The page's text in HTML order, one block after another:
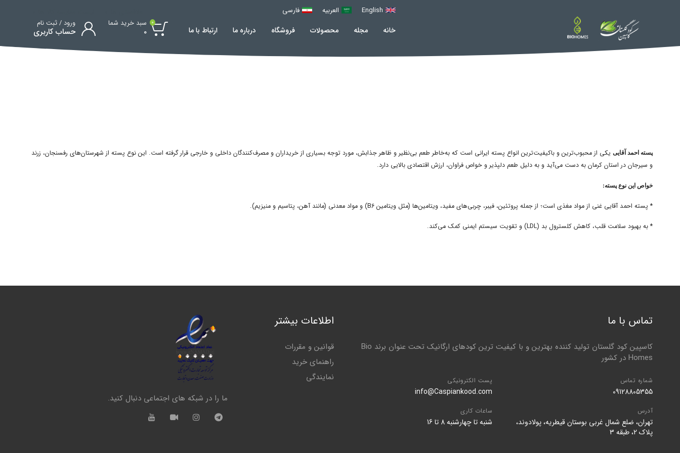
English العربیه فارسی
خانه مجله محصولات فروشگاه درباره ما ارتباط با ما
ورود / ثبت نام
حساب کاربری
0 سبد خرید شما
0
پسته احمد آقایی یکی از محبوب‌ترین و باکیفیت‌ترین انواع پسته ایرانی است که به‌خاطر طعم بی‌نظیر و ظاهر جذابش، مورد توجه بسیاری از خریداران و مصرف‌کنندگان داخلی و خارجی قرار گرفته است. این نوع پسته از شهرستان‌های رفسنجان، زرند
و سیرجان در استان کرمان به دست می‌آید و به دلیل طعم دلپذیر و خواص فراوان، ارزش اقتصادی بالایی دارد.
خواص این نوع پسته:
* پسته احمد آقایی غنی از مواد مغذی است؛ از جمله پروتئین، فیبر، چربی‌های مفید، ویتامین‌ها (مثل ویتامین B6) و مواد معدنی (مانند آهن، پتاسیم و منیزیم).
* به بهبود سلامت قلب، کاهش کلسترول بد (LDL) و تقویت سیستم ایمنی کمک می‌کند.
تماس با ما
کاسپین کود گلستان تولید کننده بهترین و با کیفیت ترین کودهای ارگانیک تحت عنوان برند Bio
Homes در کشور
شماره تماس
09128805355
پست الکترونیکی
info@Caspiankood.com
آدرس
تهران، ضلع شمال غربی بوستان قیطریه، پولادوند،
پلاک 2، طبقه 3
ساعات کاری
شنبه تا چهارشنبه 8 تا 16
اطلاعات بیشتر
قوانین و مقررات
راهنمای خرید
نمایندگی
ما را در شبکه های اجتماعی دنبال کنید.